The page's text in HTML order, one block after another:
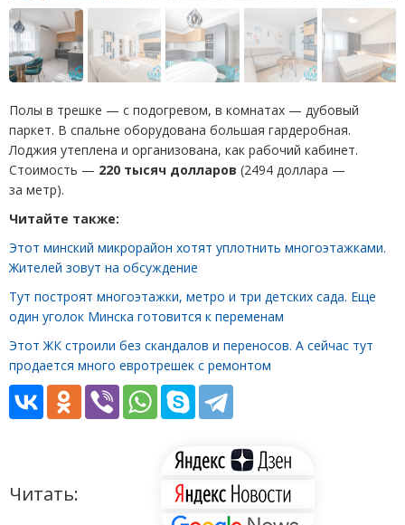
Полы в трешке — с подогревом, в комнатах — дубовый
паркет. В спальне оборудована большая гардеробная.
Лоджия утеплена и организована, как рабочий кабинет.
Стоимость — 220 тысяч долларов (2494 доллара —
за метр).
Читайте также:
Этот минский микрорайон хотят уплотнить многоэтажками.
Жителей зовут на обсуждение
Тут построят многоэтажки, метро и три детских сада. Еще
один уголок Минска готовится к переменам
Этот ЖК строили без скандалов и переносов. А сейчас тут
продается много евротрешек с ремонтом
Читать: